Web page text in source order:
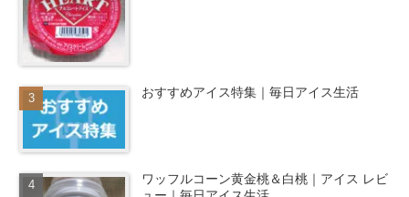
おすすめアイス特集｜毎日アイス生活
ワッフルコーン黄金桃＆白桃｜アイス レビ